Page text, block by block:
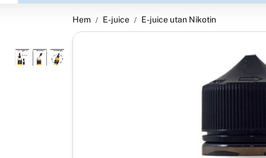
Hem E-juice E-juice utan Nikotin